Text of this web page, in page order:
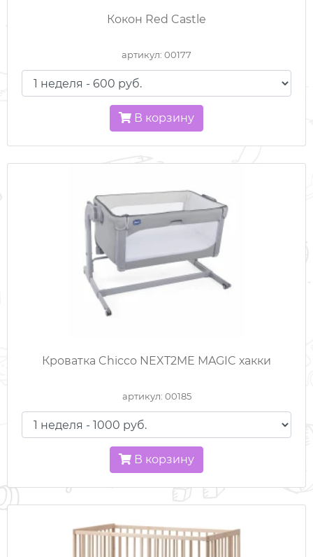
ВСЕ ДЛЯ ПУТЕШЕСТВИЙ
ГОРКИ И ДОМИКИ
КОЛЯСКИ
КРОВАТКИ / МАНЕЖИ
МЕДИЦИНСКОЕ ОБОРУДОВАНИЕ
РАЗВИВАЮЩИЕ ИГРУШКИ
СПОРТКОМПЛЕКСЫ
СТУЛЬЧИКИ ДЛЯ КОРМЛЕНИЯ
ЭЛЕКТРОКАЧЕЛИ
ЭЛЕКТРОМОБИЛИ
ЭРГОРЮКЗАКИ
МУЗЫКАЛЬНЫЕ МОБИЛИ
Кокон Red Castle
артикул: 00177
В корзину
Кроватка Chicco NEXT2ME MAGIC хакки
артикул: 00185
В корзину